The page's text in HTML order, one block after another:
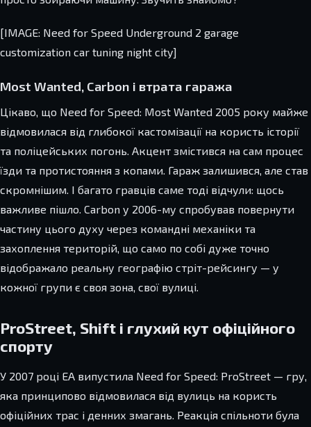
[IMAGE: Need for Speed Underground 2 garage
customization car tuning night city]
Most Wanted, Carbon і втрата гаража
Цікаво, що Need for Speed: Most Wanted 2005 року майже
відмовилася від глибокої кастомізації на користь історії
та поліцейських погонь. Акцент змістився на сам процес
їзди та протистояння з копами. Гараж залишився, але став
скромнішим. І багато гравців саме тоді відчули: щось
важливе пішло. Carbon у 2006-му спробував повернути
частину цього духу через командні механіки та
захоплення територій, що само по собі дуже точно
відображало реальну географію стріт-рейсингу — у
кожної групи є своя зона, свої вулиці.
ProStreet, Shift і глухий кут офіційного
спорту
У 2007 році EA випустила Need for Speed: ProStreet — гру,
яка принципово відмовилася від вулиць на користь
офіційних трас і денних змагань. Реакція спільноти була